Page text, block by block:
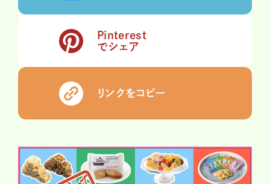
Pinterest
でシェア
リンクをコピー